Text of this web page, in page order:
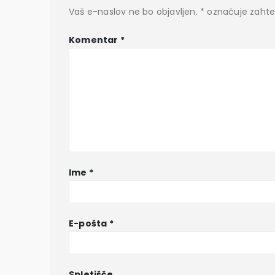
Vaš e-naslov ne bo objavljen. * označuje
Komentar *
Ime *
E-pošta *